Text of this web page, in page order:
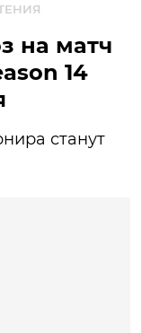
на матч
14
станут